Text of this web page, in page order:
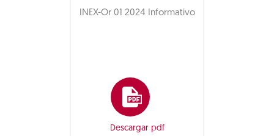
INEX-Or 01 2024 Informativo
Descargar pdf